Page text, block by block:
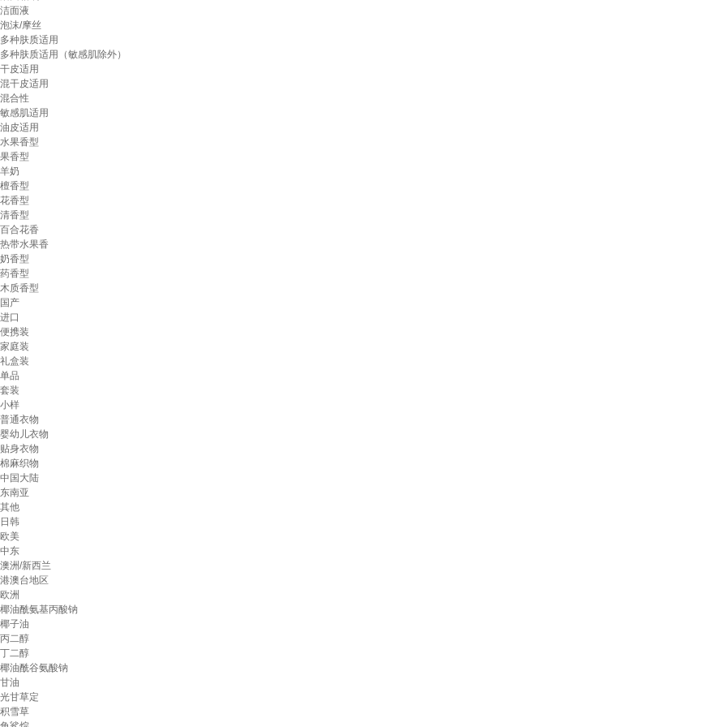
洁面液
泡沫/摩丝
多种肤质适用
多种肤质适用（敏感肌除外）
干皮适用
混干皮适用
混合性
敏感肌适用
油皮适用
水果香型
果香型
羊奶
檀香型
花香型
清香型
百合花香
热带水果香
奶香型
药香型
木质香型
国产
进口
便携装
家庭装
礼盒装
单品
套装
小样
普通衣物
婴幼儿衣物
贴身衣物
棉麻织物
中国大陆
东南亚
其他
日韩
欧美
中东
澳洲/新西兰
港澳台地区
欧洲
椰油酰氨基丙酸钠
椰子油
丙二醇
丁二醇
椰油酰谷氨酸钠
甘油
光甘草定
积雪草